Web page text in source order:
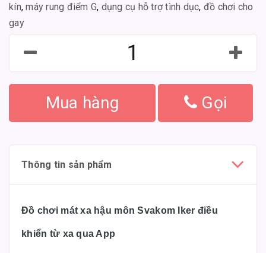
kín,máy rung điểm G, dụng cụ hỗ trợ tình dục, đồ chơi cho
gay
Mua hàng Gọi
Thông tin sản phẩm
Đồ chơi mát xa hậu môn Svakom Iker điều
khiển từ xa qua App